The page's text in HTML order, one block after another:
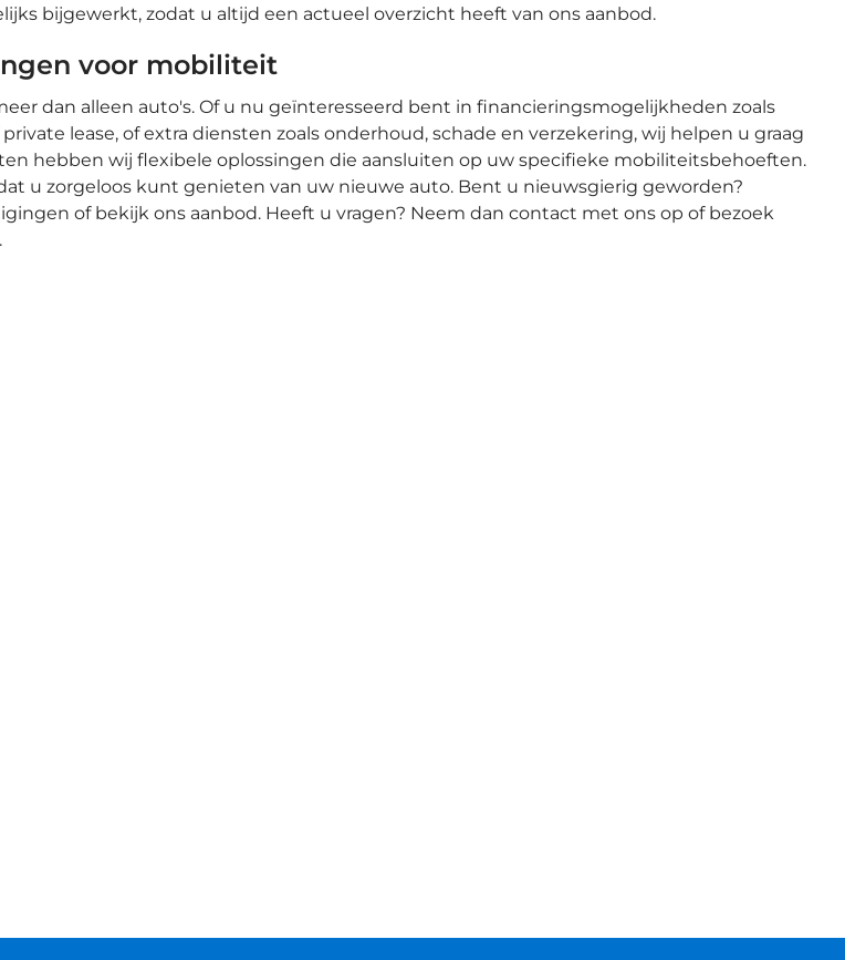
bijgewerkt, zodat u altijd een actueel overzicht heeft van ons aanbod.
voor mobiliteit
dan alleen auto's. Of u nu geïnteresseerd bent in financieringsmogelijkheden zoals
lease, of extra diensten zoals onderhoud, schade en verzekering, wij helpen u graag
hebben wij flexibele oplossingen die aansluiten op uw specifieke mobiliteitsbehoeften.
u zorgeloos kunt genieten van uw nieuwe auto. Bent u nieuwsgierig geworden?
of bekijk ons aanbod. Heeft u vragen? Neem dan contact met ons op of bezoek